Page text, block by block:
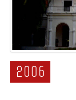
CINEASTAS
MUJERES
2006